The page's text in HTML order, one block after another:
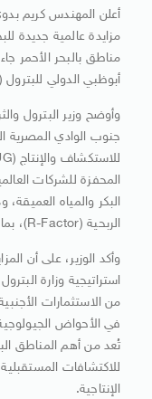
أعلن المهندس كريم
مناطق بالبحر الأحمر
أبوظبي الدولي للبترول
وأوضح وزير البترول
جنوب الوادي المصرية
المحفزة للشركات
البكر والمياه
الربحية (R-Factor)، بما يتناسب مع حجم المخاطر والاستثمارات.
وأكد الوزير، على أن
استراتيجية وزارة
من الاستثمارات
في الأحواض
تُعد من أهم المناطق
للاكتشافات
الإنتاجية.